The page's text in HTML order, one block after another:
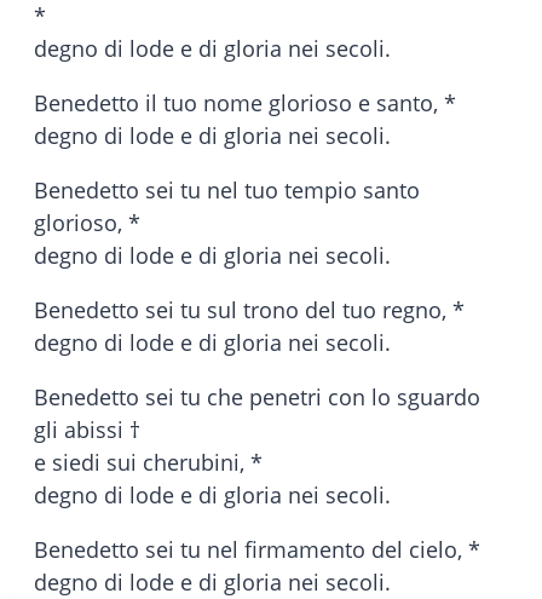
*
degno di lode e di gloria nei secoli.
Benedetto il tuo nome glorioso e santo, *
degno di lode e di gloria nei secoli.
Benedetto sei tu nel tuo tempio santo
glorioso, *
degno di lode e di gloria nei secoli.
Benedetto sei tu sul trono del tuo regno, *
degno di lode e di gloria nei secoli.
Benedetto sei tu che penetri con lo sguardo
gli abissi †
e siedi sui cherubini, *
degno di lode e di gloria nei secoli.
Benedetto sei tu nel firmamento del cielo, *
degno di lode e di gloria nei secoli.